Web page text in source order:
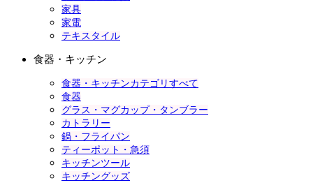
家具
家電
テキスタイル
食器・キッチン
食器・キッチンカテゴリすべて
食器
グラス・マグカップ・タンブラー
カトラリー
鍋・フライパン
ティーポット・急須
キッチンツール
キッチングッズ